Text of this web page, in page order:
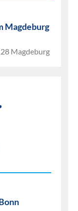
Magdeburg
Magdeburg